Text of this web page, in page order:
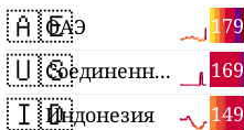
🇦🇪 179
ОАЭ
🇺🇸 169
Соединенные Штаты
🇮🇩 149
Индонезия